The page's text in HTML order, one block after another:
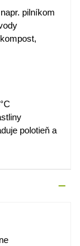
pilníkom
polotieň a